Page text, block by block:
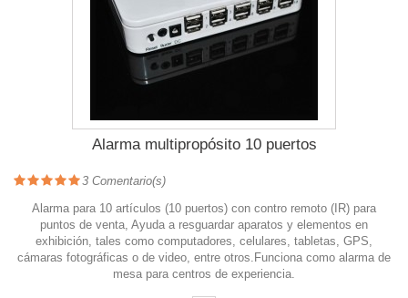
Alarma multipropósito 10 puertos
3 Comentario(s)
Alarma para 10 artículos (10 puertos) con contro remoto (IR) para
puntos de venta, Ayuda a resguardar aparatos y elementos en
exhibición, tales como computadores, celulares, tabletas, GPS,
cámaras fotográficas o de video, entre otros.Funciona como alarma de
mesa para centros de experiencia.